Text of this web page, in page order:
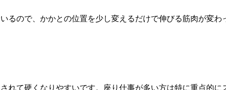
るので、かかとの位置を少し変えるだけで伸びる筋肉が変わ
れて硬くなりやすいです。座り仕事が多い方は特に重点的に